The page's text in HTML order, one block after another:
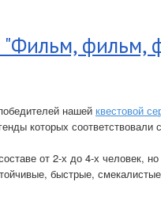
"Фильм, фильм,
нашей квестовой
которых
от 2-х до 4-х человек,
быстрые,